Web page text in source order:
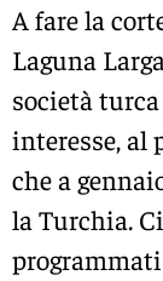
A fare la
Laguna
società
interesse, al
che a
la Turchia.